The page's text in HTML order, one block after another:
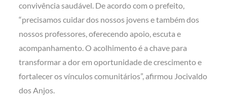
convivência saudável. De acordo com o prefeito,
“precisamos cuidar dos nossos jovens e também dos
nossos professores, oferecendo apoio, escuta e
acompanhamento. O acolhimento é a chave para
transformar a dor em oportunidade de crescimento e
fortalecer os vínculos comunitários”, afirmou Jocivaldo
dos Anjos.